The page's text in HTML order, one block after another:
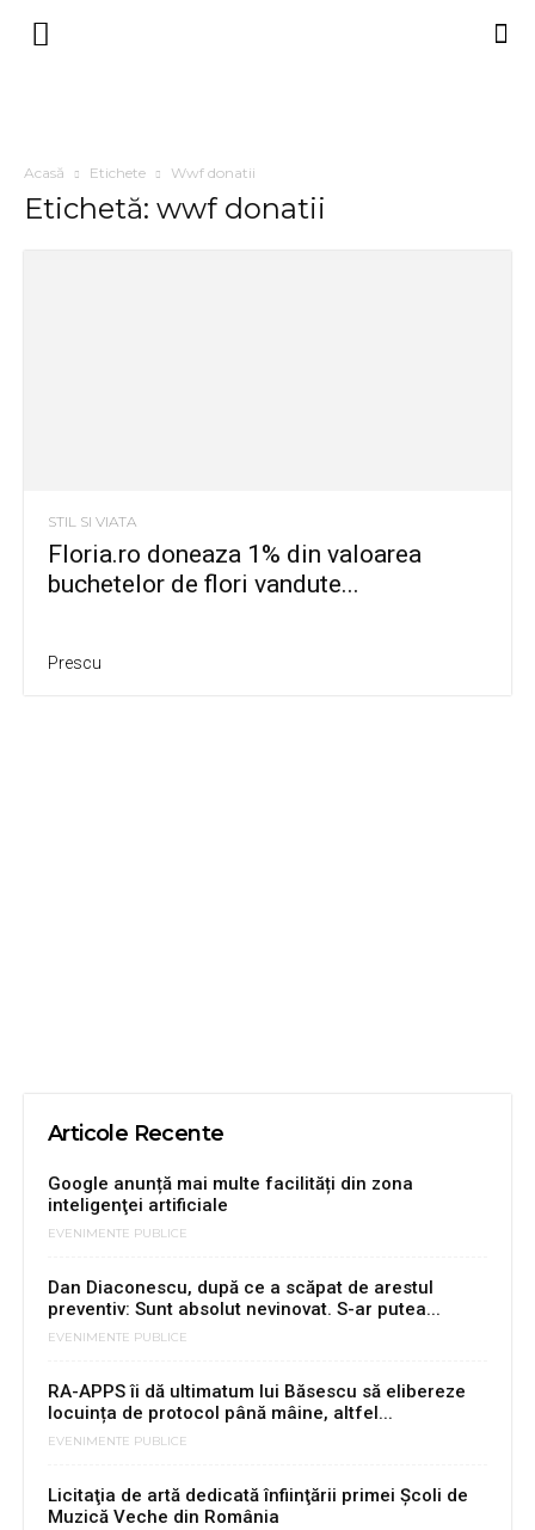
Acasă Etichete Wwf donatii
Etichetă: wwf donatii
STIL SI VIATA
Floria.ro doneaza 1% din valoarea
buchetelor de flori vandute...
Prescu
Articole Recente
Google anunță mai multe facilități din zona
inteligenţei artificiale
EVENIMENTE PUBLICE
Dan Diaconescu, după ce a scăpat de arestul
preventiv: Sunt absolut nevinovat. S-ar putea...
EVENIMENTE PUBLICE
RA-APPS îi dă ultimatum lui Băsescu să elibereze
locuința de protocol până mâine, altfel...
EVENIMENTE PUBLICE
Licitaţia de artă dedicată înfiinţării primei Şcoli de
Muzică Veche din România